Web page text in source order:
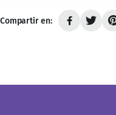
Compartir en: